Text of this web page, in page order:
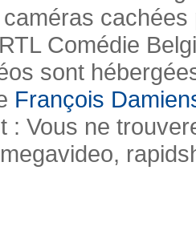
Comédie
sont
François
: Vous ne